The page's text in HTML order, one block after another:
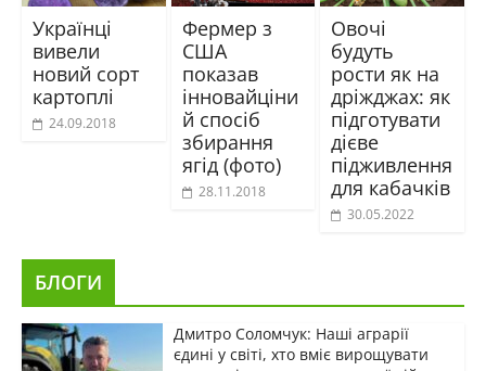
Українці
вивели
новий сорт
картоплі
24.09.2018
Фермер з
США
показав
інновайціни
й спосіб
збирання
ягід (фото)
28.11.2018
Овочі
будуть
рости як на
дріжджах: як
підготувати
дієве
підживлення
для кабачків
30.05.2022
БЛОГИ
Дмитро Соломчук: Наші аграрії
єдині у світі, хто вміє вирощувати